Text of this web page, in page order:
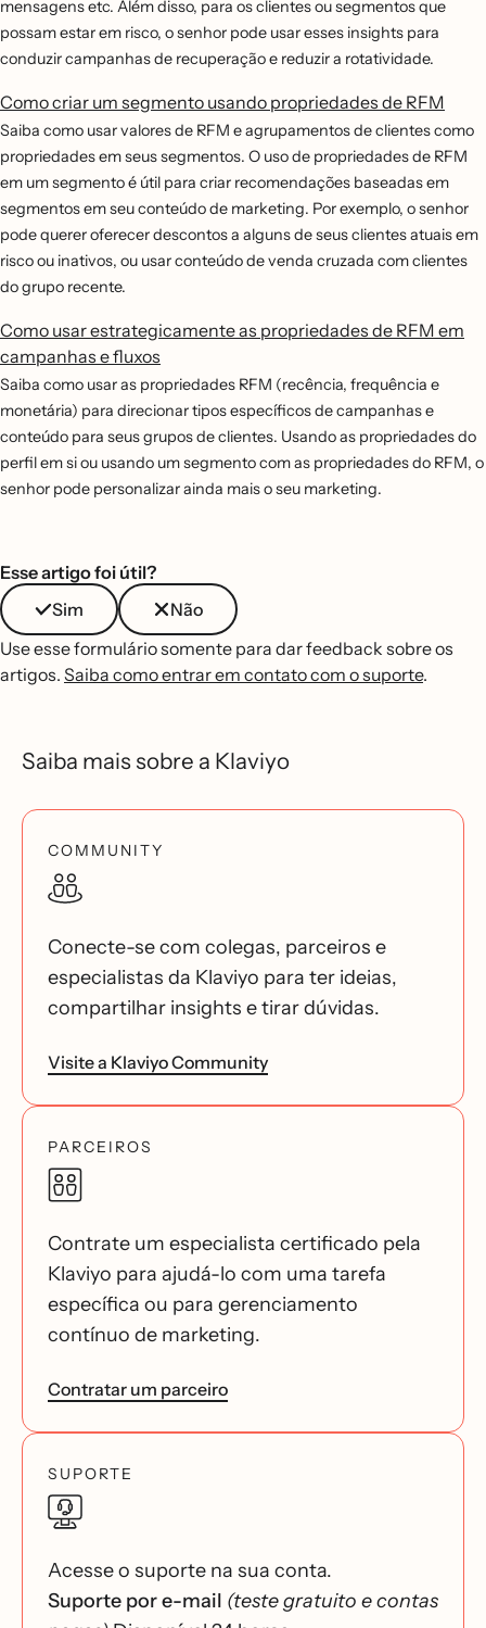
mensagens etc. Além disso, para os clientes ou segmentos que
possam estar em risco, o senhor pode usar esses insights para
conduzir campanhas de recuperação e reduzir a rotatividade.
Como criar um segmento usando propriedades de RFM
Saiba como usar valores de RFM e agrupamentos de clientes como
propriedades em seus segmentos. O uso de propriedades de RFM
em um segmento é útil para criar recomendações baseadas em
segmentos em seu conteúdo de marketing. Por exemplo, o senhor
pode querer oferecer descontos a alguns de seus clientes atuais em
risco ou inativos, ou usar conteúdo de venda cruzada com clientes
do grupo recente.
Como usar estrategicamente as propriedades de RFM em
campanhas e fluxos
Saiba como usar as propriedades RFM (recência, frequência e
monetária) para direcionar tipos específicos de campanhas e
conteúdo para seus grupos de clientes. Usando as propriedades do
perfil em si ou usando um segmento com as propriedades do RFM, o
senhor pode personalizar ainda mais o seu marketing.
Esse artigo foi útil?
Sim
Não
Use esse formulário somente para dar feedback sobre os
artigos. Saiba como entrar em contato com o suporte.
Saiba mais sobre a Klaviyo
COMMUNITY
Conecte-se com colegas, parceiros e
especialistas da Klaviyo para ter ideias,
compartilhar insights e tirar dúvidas.
Visite a Klaviyo Community
PARCEIROS
Contrate um especialista certificado pela
Klaviyo para ajudá-lo com uma tarefa
específica ou para gerenciamento
contínuo de marketing.
Contratar um parceiro
SUPORTE
Acesse o suporte na sua conta.
Suporte por e-mail (teste gratuito e contas